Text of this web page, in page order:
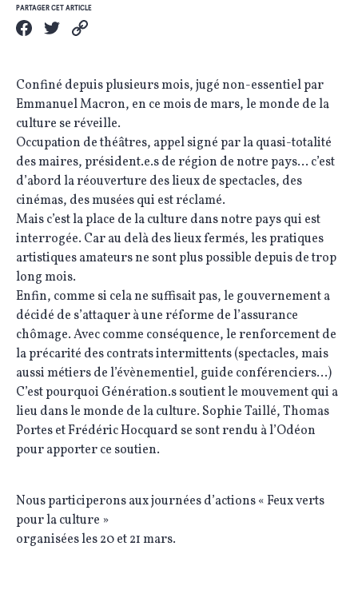
PARTAGER CET ARTICLE
Confiné depuis plusieurs mois, jugé non-essentiel par
Emmanuel Macron, en ce mois de mars, le monde de la
culture se réveille.
Occupation de théâtres, appel signé par la quasi-totalité
des maires, président.e.s de région de notre pays… c’est
d’abord la réouverture des lieux de spectacles, des
cinémas, des musées qui est réclamé.
Mais c’est la place de la culture dans notre pays qui est
interrogée. Car au delà des lieux fermés, les pratiques
artistiques amateurs ne sont plus possible depuis de trop
long mois.
Enfin, comme si cela ne suffisait pas, le gouvernement a
décidé de s’attaquer à une réforme de l’assurance
chômage. Avec comme conséquence, le renforcement de
la précarité des contrats intermittents (spectacles, mais
aussi métiers de l’évènementiel, guide conférenciers…)
C’est pourquoi Génération.s soutient le mouvement qui a
lieu dans le monde de la culture. Sophie Taillé, Thomas
Portes et Frédéric Hocquard se sont rendu à l’Odéon
pour apporter ce soutien.
Nous participerons aux journées d’actions « Feux verts
pour la culture »
organisées les 20 et 21 mars.